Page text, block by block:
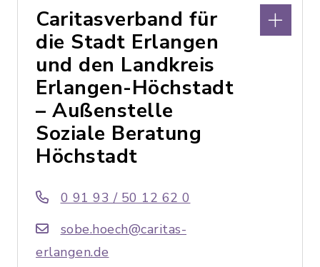
Caritasverband für
die Stadt Erlangen
und den Landkreis
Erlangen-Höchstadt
– Außenstelle
Soziale Beratung
Höchstadt
0 91 93 / 50 12 62 0
sobe.hoech@caritas-
erlangen.de